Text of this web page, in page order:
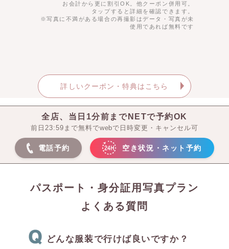
お会計から更に割引OK。他クーポン併用可。
タップすると詳細を確認できます。
※写真に不満がある場合の再撮影はデータ・写真が未
使用であれば無料です
詳しいクーポン・特典はこちら
全店、当日1分前までNETで予約OK
前日23:59まで無料でwebで日時変更・キャンセル可
電話予約 空き状況・ネット予約
パスポート・身分証用写真プラン
よくある質問
どんな服装で行けば良いですか？